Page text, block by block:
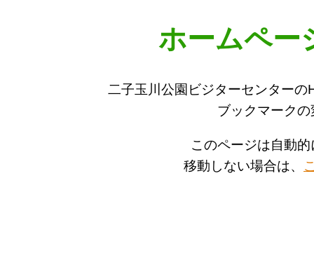
ホームペー
二子玉川公園ビジターセンター
ブックマーク
このページは自動
移動しない場合は、